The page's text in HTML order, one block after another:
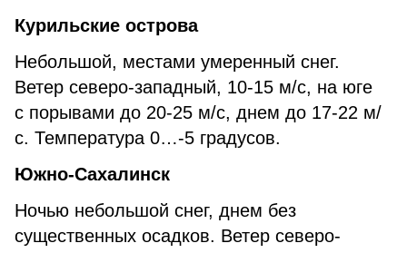
Курильские острова
Небольшой, местами умеренный снег.
Ветер северо-западный, 10-15 м/с, на юге
с порывами до 20-25 м/с, днем до 17-22 м/
с. Температура 0…-5 градусов.
Южно-Сахалинск
Ночью небольшой снег, днем без
существенных осадков. Ветер северо-